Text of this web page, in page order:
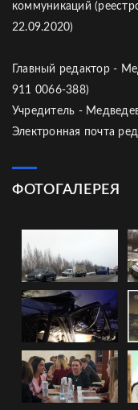
коммуникаций
22.09.2020)
Главный редактор -
911 0066-388)
Учредитель -
Электронная почта
ФОТОГАЛЕРЕЯ